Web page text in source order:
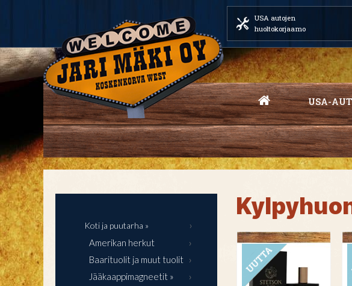
USA autojen
huoltokorjaamo
USA-
Koti ja puutarha »
Amerikan herkut
Baarituolit ja muut tuolit
Jääkaappimagneetit »
UUTUUS